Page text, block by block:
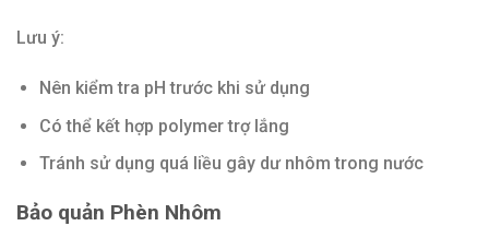
Lưu ý:
Nên kiểm tra pH trước khi sử dụng
Có thể kết hợp polymer trợ lắng
Tránh sử dụng quá liều gây dư nhôm trong nước
Bảo quản Phèn Nhôm